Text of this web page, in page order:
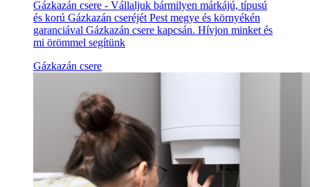
Gázkazán csere - Vállaljuk bármilyen márkájú, típusú
és korú Gázkazán cseréjét Pest megye és környékén
garanciával Gázkazán csere kapcsán. Hívjon minket és
mi örömmel segítünk
Gázkazán csere